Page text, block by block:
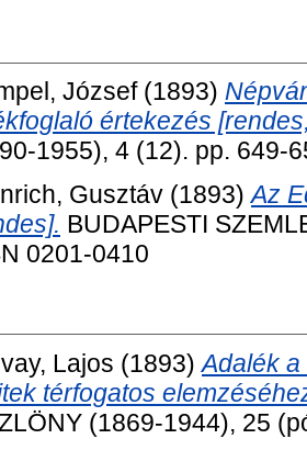
József(1893)
értekezés
1955), 4 (12). pp. 649-
Gusztáv (1893)Az
BUDAPESTI
0201-0410
Lajos (1893)Adalék
térfogatos
(1869-1944), 25